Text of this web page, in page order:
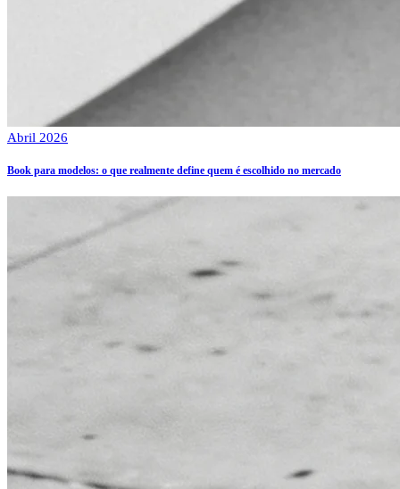
Abril 2026
Book para modelos: o que realmente define quem é escolhido no mercado